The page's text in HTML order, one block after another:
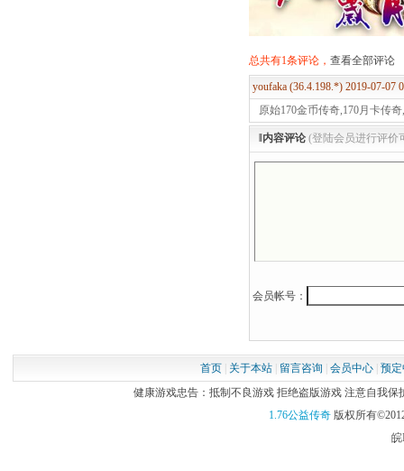
总共有1条评论， 查看全部评论
youfaka (36.4.198.*) 2019-07-07
原始170金币传奇,170月卡传
‖内容评论 (登陆会员进行评价
会员帐号：
首页| 关于本站| 留言咨询 会员中心| 预
健康游戏忠告：抵制不良游戏 拒绝盗版游戏 注意自我保
1.76公益传奇版权所有
皖